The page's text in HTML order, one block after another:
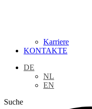
Karriere
KONTAKTE
DE
NL
EN
Suche